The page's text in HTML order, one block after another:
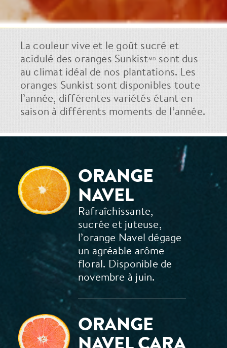
La couleur vive et le goût sucré et
acidulé des oranges SunkistMD
sont dus
au climat idéal de nos plantations. Les
oranges Sunkist sont disponibles toute
l’année, différentes variétés étant en
saison à différents moments de l’année.
ORANGE
NAVEL
Rafraîchissante,
sucrée et juteuse,
l’orange Navel dégage
un agréable arôme
floral. Disponible de
novembre à juin.
ORANGE